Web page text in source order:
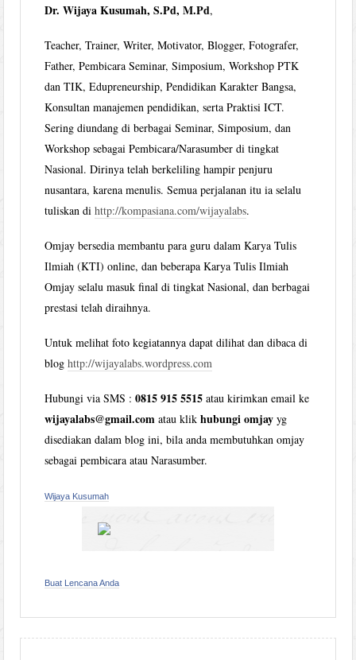
Dr. Wijaya Kusumah, S.Pd, M.Pd,
Teacher, Trainer, Writer, Motivator, Blogger, Fotografer,
Father, Pembicara Seminar, Simposium, Workshop PTK
dan TIK, Edupreneurship, Pendidikan Karakter Bangsa,
Konsultan manajemen pendidikan, serta Praktisi ICT.
Sering diundang di berbagai Seminar, Simposium, dan
Workshop sebagai Pembicara/Narasumber di tingkat
Nasional. Dirinya telah berkeliling hampir penjuru
nusantara, karena menulis. Semua perjalanan itu ia selalu
tuliskan dihttp://kompasiana.com/wijayalabs.
Omjay bersedia membantu para guru dalam Karya Tulis
Ilmiah (KTI) online, dan beberapa Karya Tulis Ilmiah
Omjay selalu masuk final di tingkat Nasional, dan berbagai
prestasi telah diraihnya.
Untuk melihat foto kegiatannya dapat dilihat dan dibaca di
bloghttp://wijayalabs.wordpress.com
Hubungi via SMS :0815 915 5515 atau kirimkan email ke
wijayalabs@gmail.com atau klikhubungi omjay yg
disediakan dalam blog ini, bila anda membutuhkan omjay
sebagai pembicara atau Narasumber.
Wijaya Kusumah
Buat Lencana Anda